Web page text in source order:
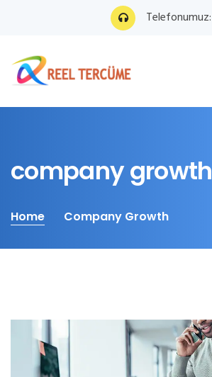
Telefonumuz:
company growth
Home Company Growth